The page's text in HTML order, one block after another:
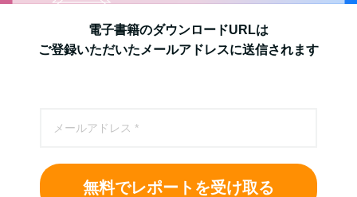
電子書籍のダウンロードURLは
ご登録いただいたメールアドレスに送信されます
無料でレポートを受け取る